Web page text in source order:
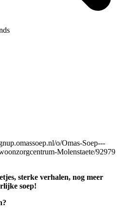
o/Omas-Soep---
Molenstaete/92979
sterke verhalen, nog meer
soep!